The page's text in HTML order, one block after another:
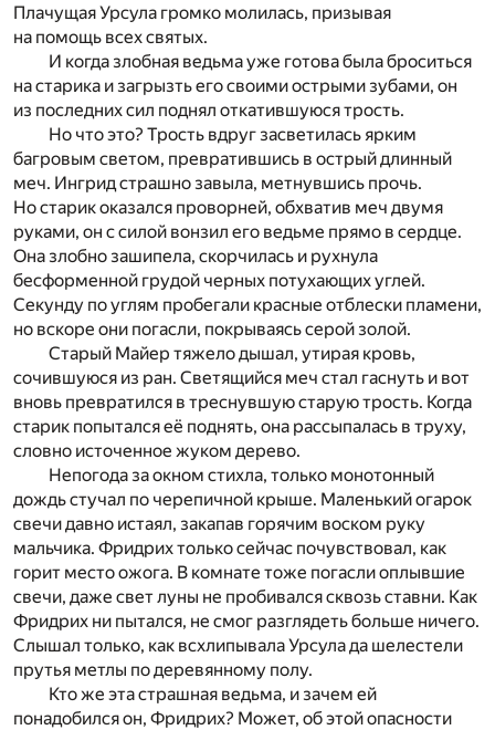
Плачущая Урсула громко молилась, призывая
на помощь всех святых.
И когда злобная ведьма уже готова была броситься
на старика и загрызть его своими острыми зубами, он
из последних сил поднял откатившуюся трость.
Но что это? Трость вдруг засветилась ярким
багровым светом, превратившись в острый длинный
меч. Ингрид страшно завыла, метнувшись прочь.
Но старик оказался проворней, обхватив меч двумя
руками, он с силой вонзил его ведьме прямо в сердце.
Она злобно зашипела, скорчилась и рухнула
бесформенной грудой черных потухающих углей.
Секунду по углям пробегали красные отблески пламени,
но вскоре они погасли, покрываясь серой золой.
Старый Майер тяжело дышал, утирая кровь,
сочившуюся из ран. Светящийся меч стал гаснуть и вот
вновь превратился в треснувшую старую трость. Когда
старик попытался её поднять, она рассыпалась в труху,
словно источенное жуком дерево.
Непогода за окном стихла, только монотонный
дождь стучал по черепичной крыше. Маленький огарок
свечи давно истаял, закапав горячим воском руку
мальчика. Фридрих только сейчас почувствовал, как
горит место ожога. В комнате тоже погасли оплывшие
свечи, даже свет луны не пробивался сквозь ставни. Как
Фридрих ни пытался, не смог разглядеть больше ничего.
Слышал только, как всхлипывала Урсула да шелестели
прутья метлы по деревянному полу.
Кто же эта страшная ведьма, и зачем ей
понадобился он, Фридрих? Может, об этой опасности